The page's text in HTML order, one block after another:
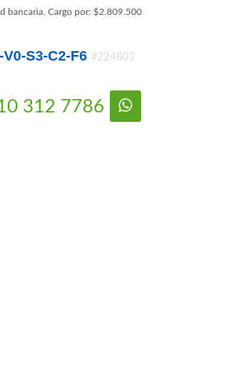
bancaria. Cargo por: $2.809.500
S3-C2-F6 #224803
312 7786